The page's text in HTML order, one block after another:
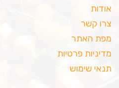
אודות
צרו קשר
מפת האתר
מדיניות פרטיות
תנאי שימוש